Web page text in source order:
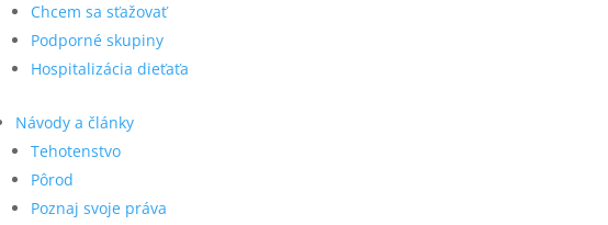
Chcem sa sťažovať
Podporné skupiny
Hospitalizácia dieťaťa
Návody a články
Tehotenstvo
Pôrod
Poznaj svoje práva